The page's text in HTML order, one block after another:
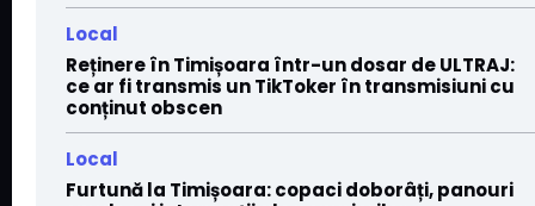
Local
Reținere în Timișoara într-un dosar de ULTRAJ:
ce ar fi transmis un TikToker în transmisiuni cu
conținut obscen
Local
Furtună la Timișoara: copaci doborâți, panouri